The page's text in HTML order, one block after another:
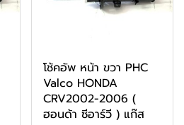
โช้คอัพ หน้า ขวา PHC
Valco HONDA
CRV2002-2006 (
ฮอนด้า ซีอาร์วี ) แก๊ส